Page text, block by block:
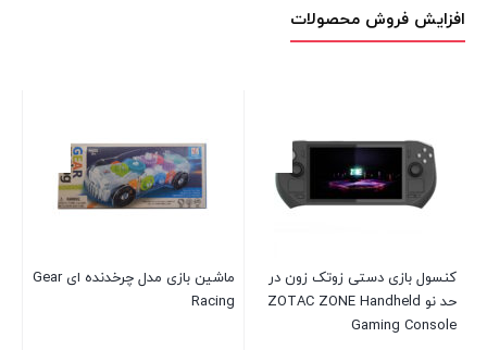
افزایش فروش محصولات
کنسول بازی دستی زوتک زون در
حد نو ZOTAC ZONE Handheld
Gaming Console
ماشین بازی مدل چرخدنده ای Gear
Racing